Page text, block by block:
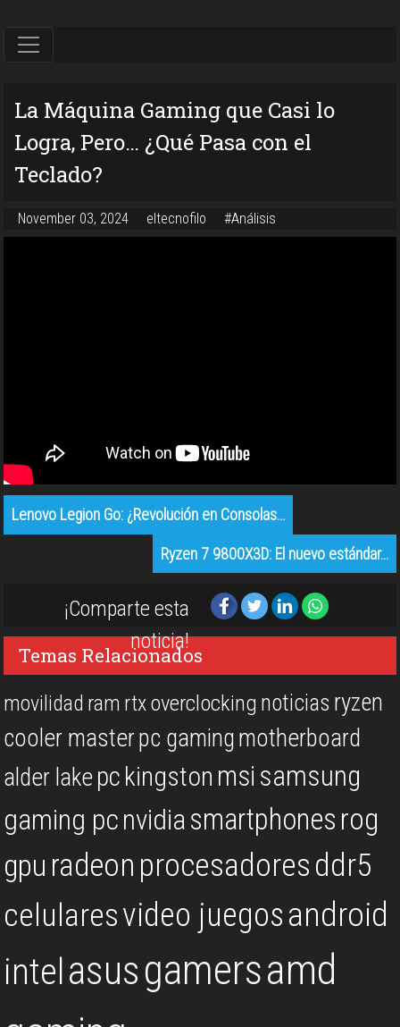
La Máquina Gaming que Casi lo
Logra, Pero… ¿Qué Pasa con el
Teclado?
November 03, 2024 eltecnofilo #Análisis
Lenovo Legion Go: ¿Revolución en Consolas…
Ryzen 7 9800X3D: El nuevo estándar…
¡Comparte esta
noticia!
Temas Relacionados
movilidad ram rtxoverclocking noticias ryzen
cooler masterpc gamingmotherboard
alder lakepc kingston msi samsung
gaming pcnvidiasmartphones rog
gpu radeon procesadoresddr5
celularesvideo juegosandroid
intelasusgamersamd